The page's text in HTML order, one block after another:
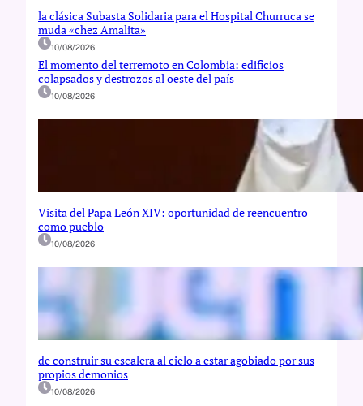
la clásica Subasta Solidaria para el Hospital Churruca se
muda «chez Amalita»
10/08/2026
El momento del terremoto en Colombia: edificios
colapsados y destrozos al oeste del país
10/08/2026
Visita del Papa León XIV: oportunidad de reencuentro
como pueblo
10/08/2026
de construir su escalera al cielo a estar agobiado por sus
propios demonios
10/08/2026